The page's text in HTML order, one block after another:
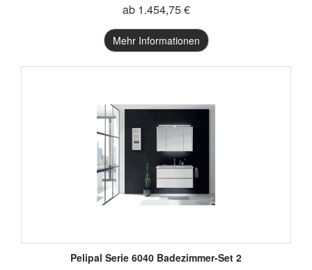
ab 1.454,75 €
Mehr Informationen
Pelipal Serie 6040 Badezimmer-Set 2